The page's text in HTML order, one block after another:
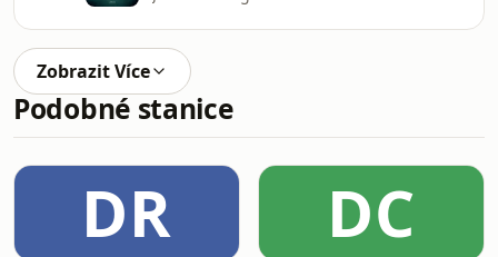
Zobrazit Více
Podobné stanice
DR DC